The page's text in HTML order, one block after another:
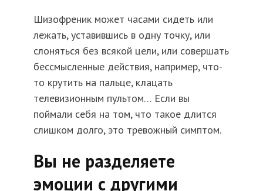
Шизофреник может часами сидеть или
лежать, уставившись в одну точку, или
слоняться без всякой цели, или совершать
бессмысленные действия, например, что-
то крутить на пальце, клацать
телевизионным пультом… Если вы
поймали себя на том, что такое длится
слишком долго, это тревожный симптом.
Вы не разделяете
эмоции с другими